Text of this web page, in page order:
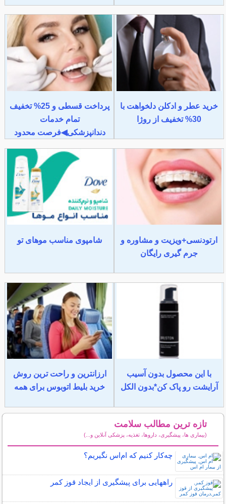
خرید عطر و ادکلن دلخواهت با
30% تخفیف از روژا
پرداخت قسطی و 25% تخفیف
تمام خدمات
دندانپزشکی◀فرصت محدود
ارتودنسی+ویزیت و مشاوره و
جرم گیری رایگان
شامپوی مناسب موهای تو
با این محصول بدون آسیب
آرایشت رو پاک کن*بدون الکل
ارزانترین و راحت ترین روش
خرید بلیط اتوبوس برای همه
تازه ترین مطالب سلامت
(بیماری ها، پیشگیری، داروها، تغذیه، پزشکی آنلاین و...)
چه‌كار كنيم كه ام‌اس نگيريم؟
راههایی برای پیشگیری از ایجاد قوز کمر